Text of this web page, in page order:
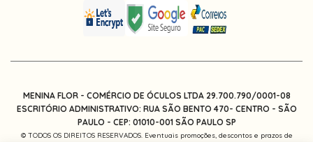
MENINA FLOR - COMÉRCIO DE ÓCULOS LTDA 29.700.790/0001-08
ESCRITÓRIO ADMINISTRATIVO: RUA SÃO BENTO 470- CENTRO - SÃO
PAULO - CEP: 01010-001SÃO PAULO SP
© TODOS OS DIREITOS RESERVADOS. Eventuais promoções, descontos e prazos de